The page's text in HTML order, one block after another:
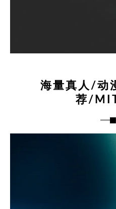
海量真人/动
荐/